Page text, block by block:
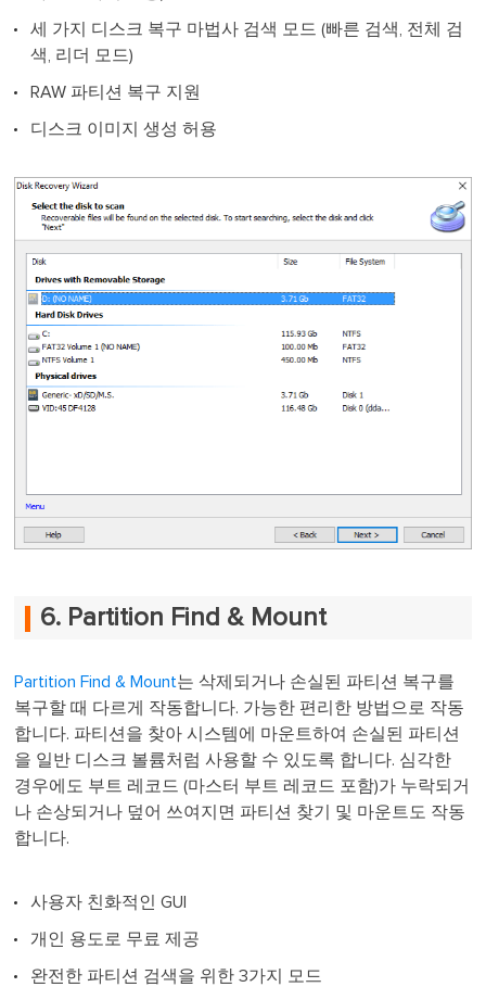
세 가지 디스크 복구 마법사 검색 모드 (빠른 검색, 전체 검
색, 리더 모드)
RAW 파티션 복구 지원
디스크 이미지 생성 허용
6. Partition Find & Mount
Partition Find & Mount는 삭제되거나 손실된 파티션 복구를
복구할 때 다르게 작동합니다. 가능한 편리한 방법으로 작동
합니다. 파티션을 찾아 시스템에 마운트하여 손실된 파티션
을 일반 디스크 볼륨처럼 사용할 수 있도록 합니다. 심각한
경우에도 부트 레코드 (마스터 부트 레코드 포함)가 누락되거
나 손상되거나 덮어 쓰여지면 파티션 찾기 및 마운트도 작동
합니다.
사용자 친화적인 GUI
개인 용도로 무료 제공
완전한 파티션 검색을 위한 3가지 모드